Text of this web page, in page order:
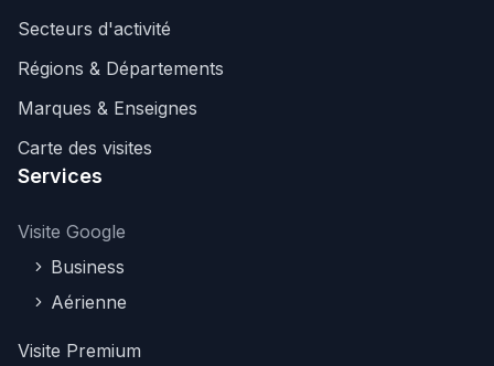
Secteurs d'activité
Régions & Départements
Marques & Enseignes
Carte des visites
Services
Visite Google
Business
Aérienne
Visite Premium